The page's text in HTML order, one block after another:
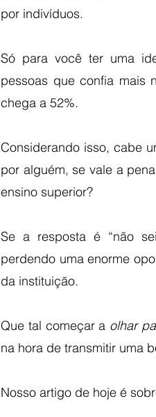
por indivíduos.
Só para você ter uma
pessoas que confia mais
chega a 52%.
Considerando isso, cabe
por alguém, se vale a
ensino superior?
Se a resposta é “não
perdendo uma enorme
da instituição.
Que tal começar a olhar
na hora de transmitir uma
Nosso artigo de hoje é